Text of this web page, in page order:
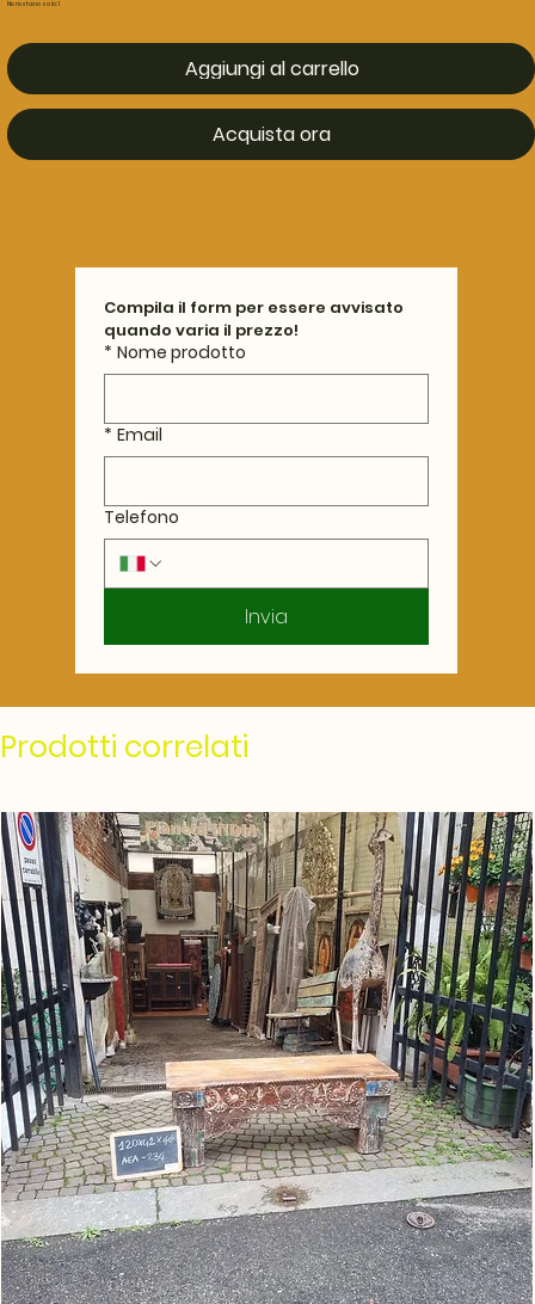
Ne restano solo: 1
Aggiungi al carrello
Acquista ora
Compila il form per essere avvisato
quando varia il prezzo!
* Nome prodotto
* Email
Telefono
Invia
Prodotti correlati